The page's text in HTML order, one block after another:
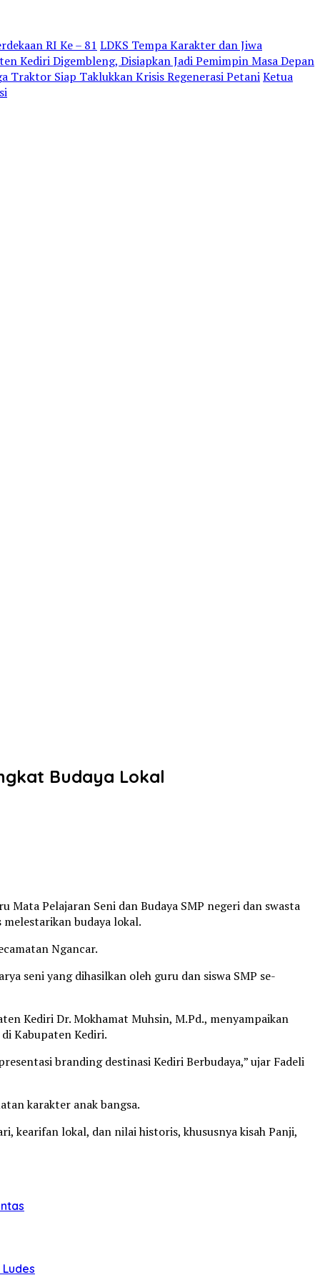
RI Ke – 81 LDKS Tempa Karakter dan Jiwa
Kediri Digembleng, Disiapkan Jadi Pemimpin Masa Depan
Traktor Siap Taklukkan Krisis Regenerasi PetaniKetua
Budaya Lokal
Pelajaran Seni dan Budaya SMP negeri dan swasta
budaya lokal.
Ngancar.
seni yang dihasilkan oleh guru dan siswa SMP se-
Kediri Dr. Mokhamat Muhsin, M.Pd., menyampaikan
Kabupaten Kediri.
branding destinasi Kediri Berbudaya,” ujar Fadeli
karakter anak bangsa.
kearifan lokal, dan nilai historis, khususnya kisah Panji,